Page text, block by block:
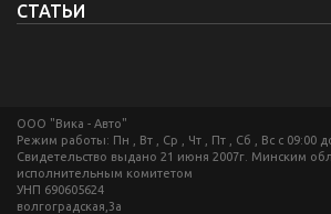
СТАТЬИ
ООО "Вика - Авто"
Режим работы: Пн , Вт , Ср , Чт , Пт , Сб , Вс c 09:00
Свидетельство выдано 21 июня 2007г. Минским
исполнительным комитетом
УНП 690605624
волгоградская,3а